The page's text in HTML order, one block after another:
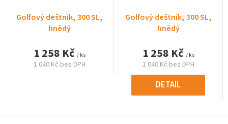
Golfový deštník, 300 SL,
hnědý
1 258 Kč / ks
1 040 Kč bez DPH
Golfový deštník, 300 SL,
hnědý
1 258 Kč / ks
1 040 Kč bez DPH
Měrná
cena:
DETAIL